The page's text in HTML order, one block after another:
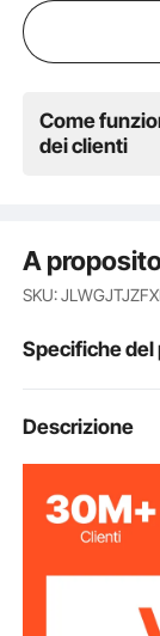
Come
dei clienti
A
SKU:
Specifiche
Numero modello
articolo
Materiale
Dimensioni
Descrizione